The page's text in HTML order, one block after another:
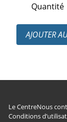
Quantité
AJOUTER
Le CentreNous
Conditions